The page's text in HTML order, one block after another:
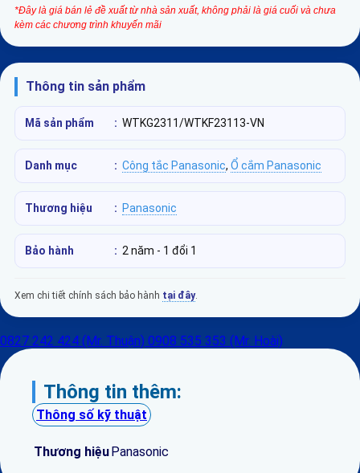
*Đây là giá bán lẻ đề xuất từ nhà sản xuất, không phải là giá cuối và chưa
kèm các chương trình khuyến mãi
Thông tin sản phẩm
Mã sản phẩm : WTKG2311/WTKF23113-VN
Danh mục : Công tắc Panasonic, Ổ cắm Panasonic
Thương hiệu : Panasonic
Bảo hành : 2 năm - 1 đổi 1
Xem chi tiết chính sách bảo hành tại đây.
0827 242 424 (Mr. Thuận) 0908 535 353 (Mr. Hoài)
Thông tin thêm:
Thông số kỹ thuật
Thương hiệuPanasonic